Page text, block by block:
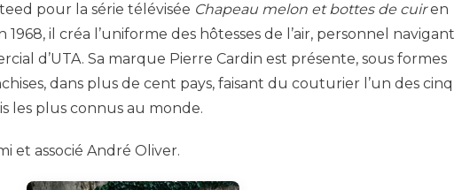
pour la série télévisée Chapeau melon et bottes de cuiren
1968, il créa l’uniforme des hôtesses de l’air, personnel navigant
d’UTA. Sa marque Pierre Cardin est présente, sous formes
dans plus de cent pays, faisant du couturier l’un des cinq
les plus connus au monde.
et associé André Oliver.